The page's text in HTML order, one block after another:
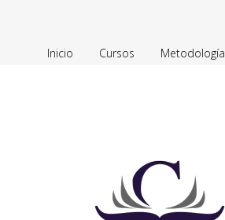
Inicio Cursos Metodología